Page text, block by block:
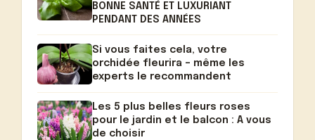
BONNE SANTÉ ET LUXURIANT
PENDANT DES ANNÉES
Si vous faites cela, votre
orchidée fleurira – même les
experts le recommandent
Les 5 plus belles fleurs roses
pour le jardin et le balcon : A vous
de choisir